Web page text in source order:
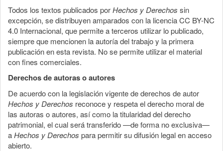
Todos los textos publicados porHechos y Derechos sin
excepción, se distribuyen amparados con la licencia CC BY-NC
4.0 Internacional, que permite a terceros utilizar lo publicado,
siempre que mencionen la autoría del trabajo y la primera
publicación en esta revista. No se permite utilizar el material
con fines comerciales.
Derechos de autoras o autores
De acuerdo con la legislación vigente de derechos de autor
Hechos y Derechos reconoce y respeta el derecho moral de
las autoras o autores, así como la titularidad del derecho
patrimonial, el cual será transferido —de forma no exclusiva—
aHechos y Derechos para permitir su difusión legal en acceso
abierto.